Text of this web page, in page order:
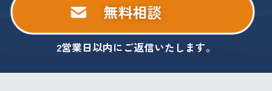
無料相談
2営業日以内にご返信いたします。